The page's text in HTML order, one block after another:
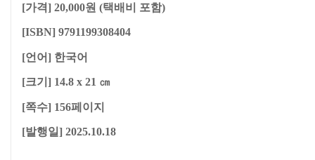
[가격] 20,000원 (택배비 포함)
[ISBN] 9791199308404
[언어] 한국어
[크기] 14.8 x 21 ㎝
[쪽수] 156페이지
[발행일] 2025.10.18